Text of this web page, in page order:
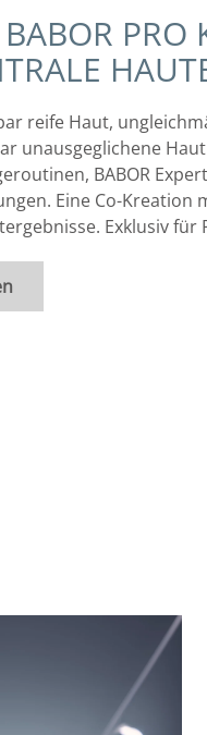
PRO
reife Haut,
unausgeglichene
BABOR
Eine Co-Kreation
Exklusiv für